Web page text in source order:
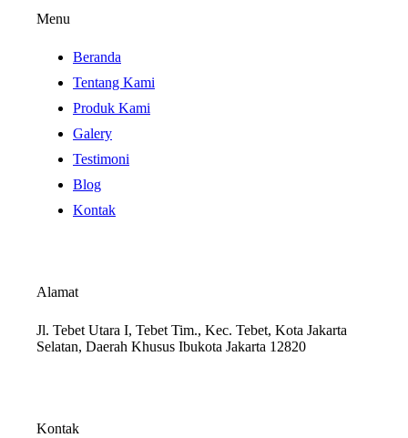
Menu
Beranda
Tentang Kami
Produk Kami
Galery
Testimoni
Blog
Kontak
Alamat
Jl. Tebet Utara I, Tebet Tim., Kec. Tebet, Kota Jakarta
Selatan, Daerah Khusus Ibukota Jakarta 12820
Kontak